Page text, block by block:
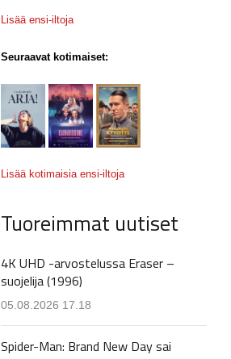
Lisää ensi-iltoja
Seuraavat kotimaiset:
Lisää kotimaisia ensi-iltoja
Tuoreimmat uutiset
4K UHD -arvostelussa Eraser –
suojelija (1996)
05.08.2026 17.18
Spider-Man: Brand New Day sai